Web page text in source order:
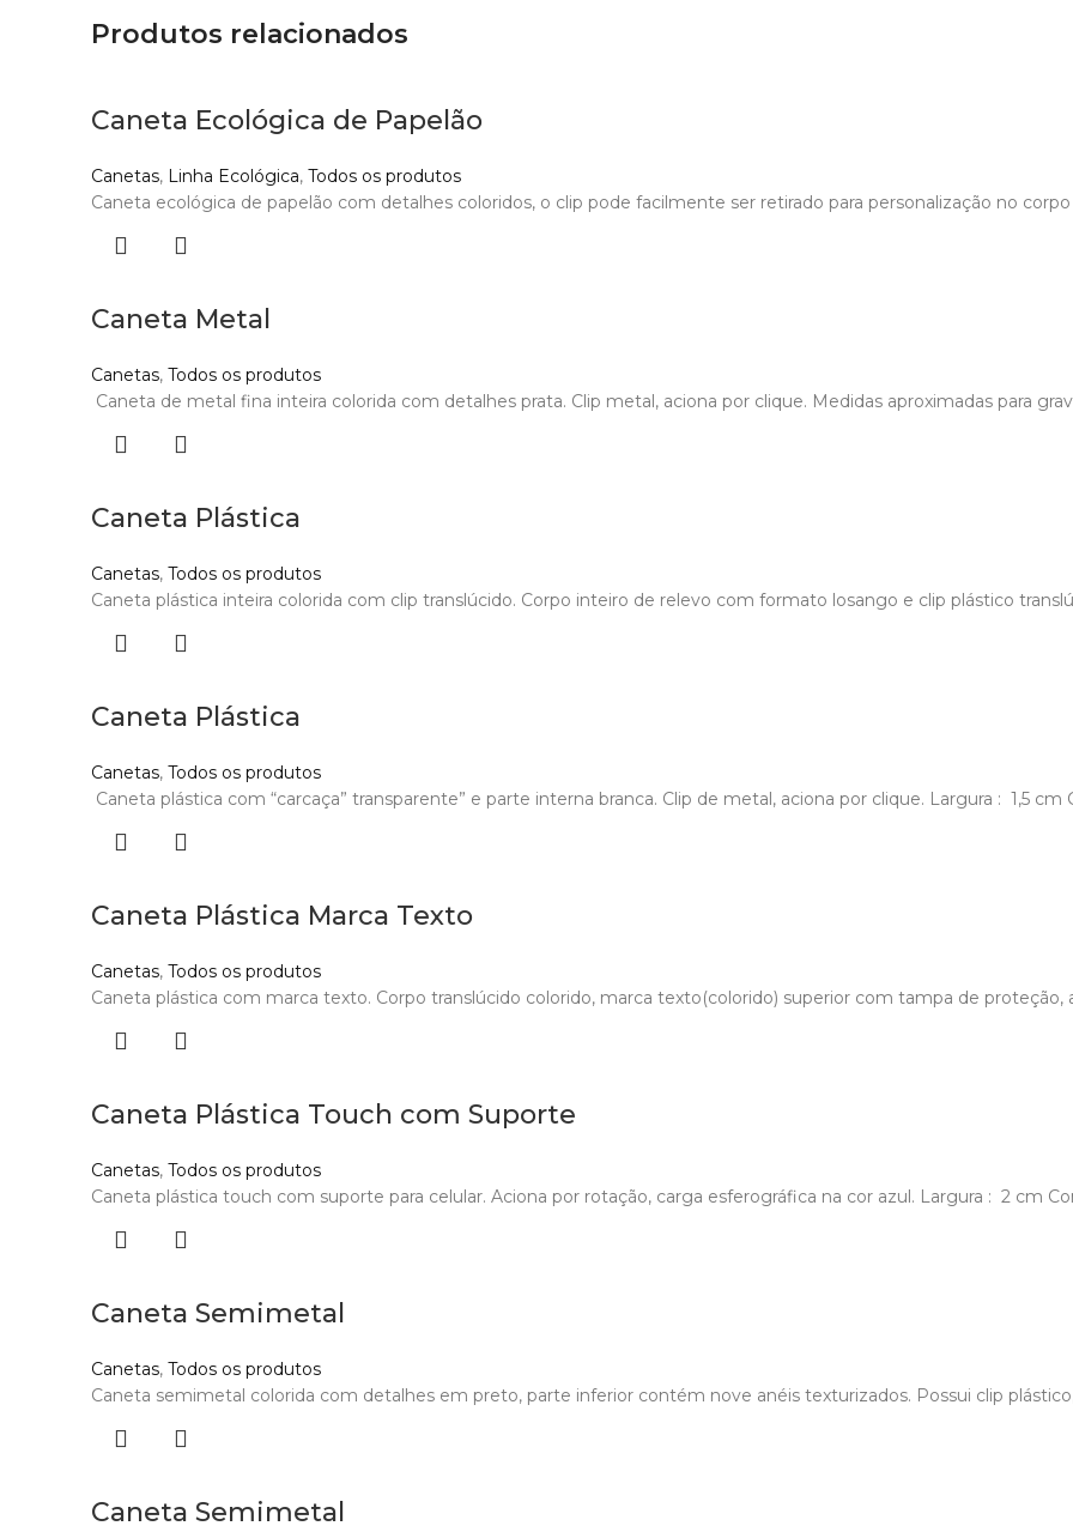
Produtos relacionados
Caneta Ecológica de Papelão
Canetas, Linha Ecológica, Todos os produtos
Caneta ecológica de papelão com detalhes coloridos, o clip pode facilmente ser retirado para personalização no corpo
Caneta Metal
Canetas, Todos os produtos
Caneta de metal fina inteira colorida com detalhes prata. Clip metal, aciona por clique. Medidas aproximadas para
Caneta Plástica
Canetas, Todos os produtos
Caneta plástica inteira colorida com clip translúcido. Corpo inteiro de relevo com formato losango e clip plástico
Caneta Plástica
Canetas, Todos os produtos
Caneta plástica com “carcaça” transparente” e parte interna branca. Clip de metal, aciona por clique. Largura : 1,5
Caneta Plástica Marca Texto
Canetas, Todos os produtos
Caneta plástica com marca texto. Corpo translúcido colorido, marca texto(colorido) superior com tampa de proteção,
Caneta Plástica Touch com Suporte
Canetas, Todos os produtos
Caneta plástica touch com suporte para celular. Aciona por rotação, carga esferográfica na cor azul. Largura : 2 cm
Caneta Semimetal
Canetas, Todos os produtos
Caneta semimetal colorida com detalhes em preto, parte inferior contém nove anéis texturizados. Possui clip
Caneta Semimetal